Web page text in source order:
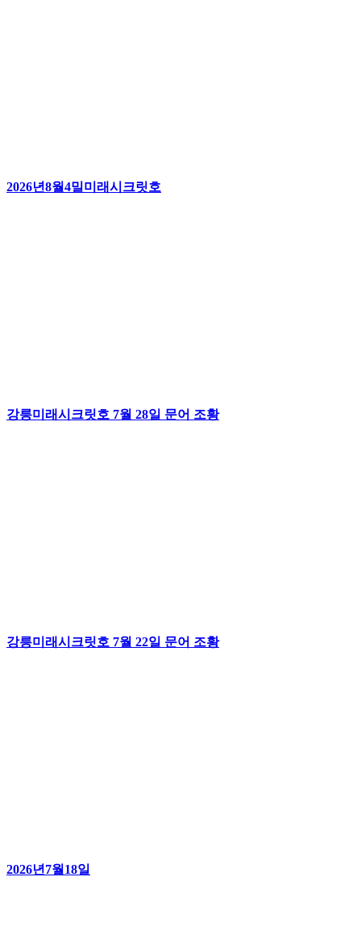
2026년8월4밀미래시크릿호
강릉미래시크릿호 7월 28일 문어 조황
강릉미래시크릿호 7월 22일 문어 조황
2026년7월18일